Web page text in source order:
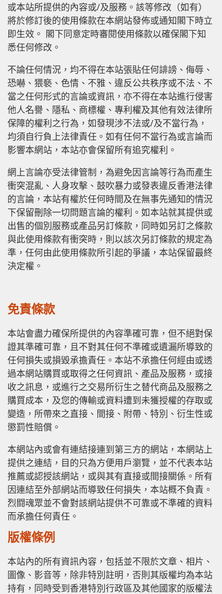
或本站所提供的內容或/及服務。該等修改（如有）
將於修訂後的使用條款在本網站發佈或通知閣下時立
即生效。 閣下同意定時審閱使用條款以確保閣下知
悉任何修改。
不論任何情況，均不得在本站張貼任何誹謗、侮辱、
恐嚇、猥褻、色情、不雅、違反公共秩序或不法、不
當之任何形式的言論或資訊，亦不得在本站進行侵害
他人名譽、隱私、商標權、專利權及其他有效法律所
保障的權利之行為，如發現涉不法或/及不當行為，
均須自行負上法律責任。如有任何不當行為或言論而
影響本網站，本站亦會保留所有追究權利。
網上言論亦受法律管制，為避免因言論等行為而產生
衝突混亂、人身攻擊、鼓吹暴力或發表違反香港法律
的言論，本站有權於任何時間及在無事先通知的情況
下保留刪除一切問題言論的權利。如本站就其提供或
出售的個別服務或產品另訂條款，同時如另訂之條款
與此使用條款有衝突時，則以該次另訂條款的規定為
準，任何由此使用條款所引起的爭議，本站保留最終
決定權。
免責條款
本站會盡力確保所提供的內容準確可靠，但不絕對保
證其準確可靠，且不對其任何不準確或遺漏所導致的
任何損失或損毀承擔責任。本站不承擔任何經由或透
過本網站購買或取得之任何資訊、產品及服務，或接
收之訊息，或進行之交易所衍生之替代商品及服務之
購買成本，及您的傳輸或資料遭到未獲授權的存取或
變造，所帶來之直接、間接、附帶、特別、衍生性或
懲罰性賠償。
本網站內或會有連結接連到第三方的網站，本網站上
提供之連結，目的只為方便用戶瀏覽，並不代表本站
推薦或認授該網站，或與其有直接或間接關係。所有
因連結至外部網站而導致任何損失，本站概不負責。
烈闘魂眾並不會對該網站提供不可靠或不準確的資料
而承擔任何責任。
版權條例
本站內的所有資訊內容，包括並不限於文章、相片、
圖像、影音等，除非特別註明，否則其版權均為本站
持有，同時受到香港特別行政區及其他國家的版權法